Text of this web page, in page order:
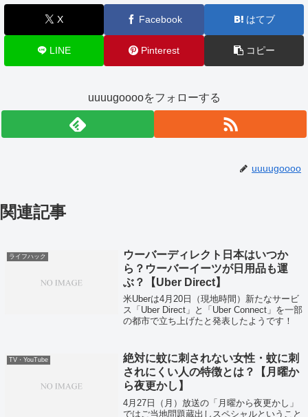
X Facebook はてブ
LINE Pinterest コピー
uuuugooooをフォローする
uuuugoooo
関連記事
ライフハック
ウーバーディレクト日本はいつか
ら？ウーバーイーツが日用品も運
ぶ？【Uber Direct】
米Uberは4月20日（現地時間）新たなサービ
ス「Uber Direct」と「Uber Connect」を一部
の都市で立ち上げたと発表したようです！
TV・YouTube
絶対に蚊に刺されない女性・蚊に刺
されにくい人の特徴とは？【月曜か
ら夜更かし】
4月27日（月）放送の「月曜から夜更かし」
ではご当地問題蔵出しスペシャルということ